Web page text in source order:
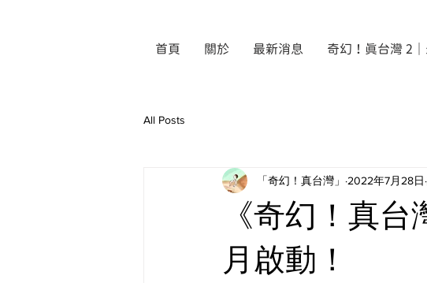
首頁 關於 最新消息 奇幻！真台灣 2｜
All Posts
《奇幻！真
月啟動！
「奇幻！真台灣」 2022年7月28日